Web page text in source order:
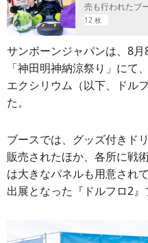
売も行われたブ
12 枚
サンボーンジャパンは、8
「神田明神納涼祭り」にて
エクシリウム（以下、ドル
た。
ブースでは、グッズ付きド
販売されたほか、各所に戦
は大きなパネルも用意され
出展となった『ドルフロ2』